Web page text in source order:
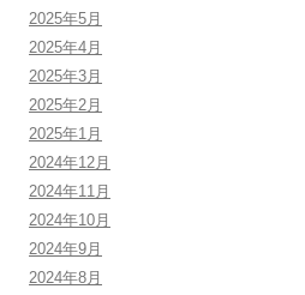
2025年5月
2025年4月
2025年3月
2025年2月
2025年1月
2024年12月
2024年11月
2024年10月
2024年9月
2024年8月